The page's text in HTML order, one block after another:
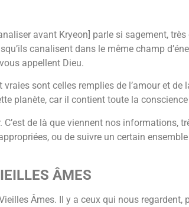
avant Kryeon] parle si sagement,
canalisent dans le même champ
appellent Dieu.
sont celles remplies de l’amour et de
planète, car il contient toute la
de là que viennent nos informations,
ou de suivre un certain
ÂMES
Âmes. Il y a ceux qui nous regardent,